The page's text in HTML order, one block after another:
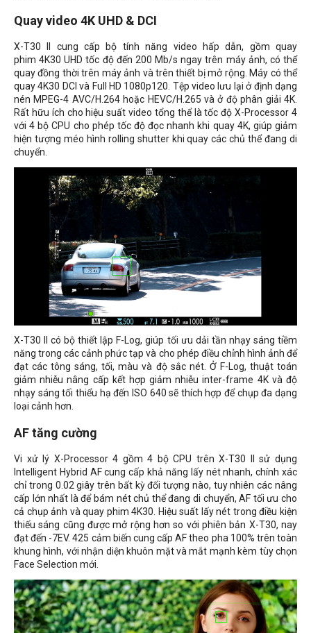
Quay video 4K UHD & DCI
X-T30 II cung cấp bộ tính năng video hấp dẫn, gồm quay
phim 4K30 UHD tốc độ đến 200 Mb/s ngay trên máy ảnh, có thể
quay đồng thời trên máy ảnh và trên thiết bị mở rộng. Máy có thể
quay 4K30 DCI và Full HD 1080p120. Tệp video lưu lại ở định dạng
nén MPEG-4 AVC/H.264 hoặc HEVC/H.265 và ở độ phân giải 4K.
Rất hữu ích cho hiệu suất video tổng thể là tốc độ X-Processor 4
với 4 bộ CPU cho phép tốc độ đọc nhanh khi quay 4K, giúp giảm
hiện tượng méo hình rolling shutter khi quay các chủ thể đang di
chuyển.
X-T30 II có bộ thiết lập F-Log, giúp tối ưu dải tần nhạy sáng tiềm
năng trong các cảnh phức tạp và cho phép điều chỉnh hình ảnh để
đạt các tông sáng, tối, màu và độ sắc nét. Ở F-Log, thuật toán
giảm nhiễu nâng cấp kết hợp giảm nhiễu inter-frame 4K và độ
nhạy sáng tối thiểu hạ đến ISO 640 sẽ thích hợp để chụp đa dạng
loại cảnh hơn.
AF tăng cường
Vi xử lý X-Processor 4 gồm 4 bộ CPU trên X-T30 II sử dụng
Intelligent Hybrid AF cung cấp khả năng lấy nét nhanh, chính xác
chỉ trong 0.02 giây trên bất kỳ đối tượng nào, tuy nhiên các nâng
cấp lớn nhất là để bám nét chủ thể đang di chuyển, AF tối ưu cho
cả chụp ảnh và quay phim 4K30. Hiệu suất lấy nét trong điều kiện
thiếu sáng cũng được mở rộng hơn so với phiên bản X-T30, nay
đạt đến -7EV. 425 cảm biến cung cấp AF theo pha 100% trên toàn
khung hình, với nhận diện khuôn mặt và mắt mạnh kèm tùy chọn
Face Selection mới.